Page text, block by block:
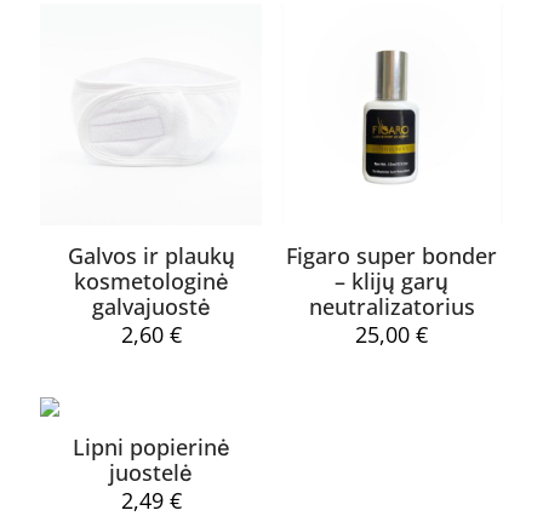
Galvos ir plaukų
kosmetologinė
galvajuostė
2,60 €
Figaro super bonder
– klijų garų
neutralizatorius
25,00€
Lipni popierinė
juostelė
2,49 €